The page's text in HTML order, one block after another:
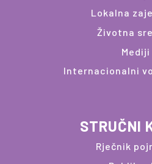
Lokalna
Životna
Mediji
Internacionalni
STRUČNI
Rječnik